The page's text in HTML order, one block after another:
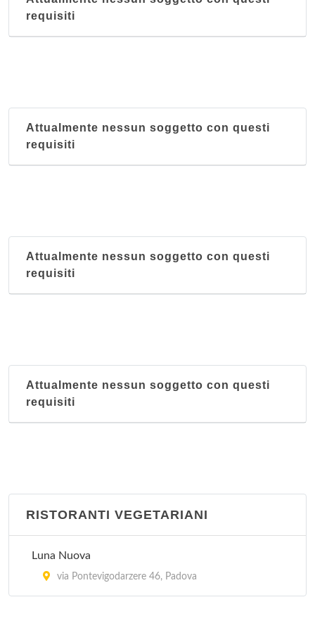
requisiti
Attualmente nessun soggetto con questi
requisiti
Attualmente nessun soggetto con questi
requisiti
Attualmente nessun soggetto con questi
requisiti
RISTORANTI VEGETARIANI
Luna Nuova
via Pontevigodarzere 46, Padova